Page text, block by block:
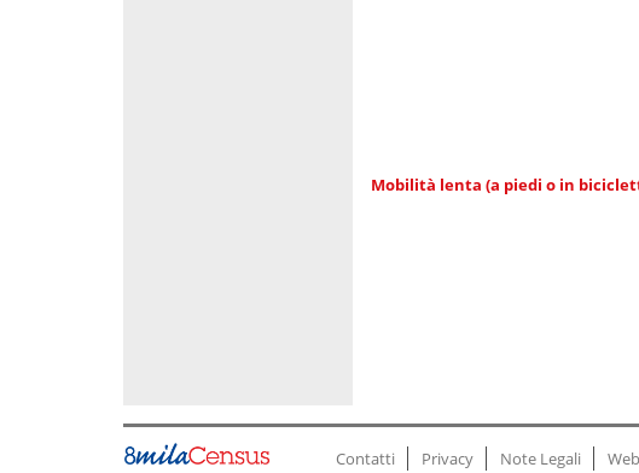
Mobilità lenta (a piedi o in
Contatti Privacy Note Legali